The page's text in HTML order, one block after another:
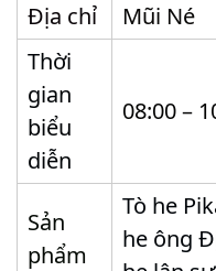
Địa chỉ
Mũi Né
Thời
gian
biểu
diễn
08:00 –
Sản
phẩm
Tò he
he ông